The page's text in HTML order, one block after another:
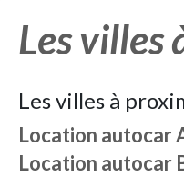
Les villes
Les villes à
Location autocar
Location autocar